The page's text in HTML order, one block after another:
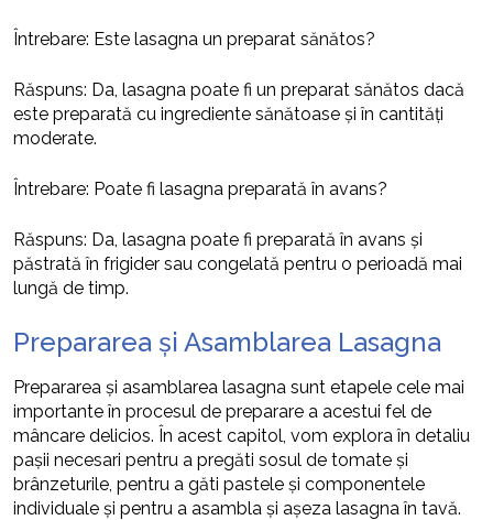
Întrebare: Este lasagna un preparat sănătos?
Răspuns: Da, lasagna poate fi un preparat sănătos dacă
este preparată cu ingrediente sănătoase și în cantități
moderate.
Întrebare: Poate fi lasagna preparată în avans?
Răspuns: Da, lasagna poate fi preparată în avans și
păstrată în frigider sau congelată pentru o perioadă mai
lungă de timp.
Prepararea și Asamblarea Lasagna
Prepararea și asamblarea lasagna sunt etapele cele mai
importante în procesul de preparare a acestui fel de
mâncare delicios. În acest capitol, vom explora în detaliu
pașii necesari pentru a pregăti sosul de tomate și
brânzeturile, pentru a găti pastele și componentele
individuale și pentru a asambla și așeza lasagna în tavă.